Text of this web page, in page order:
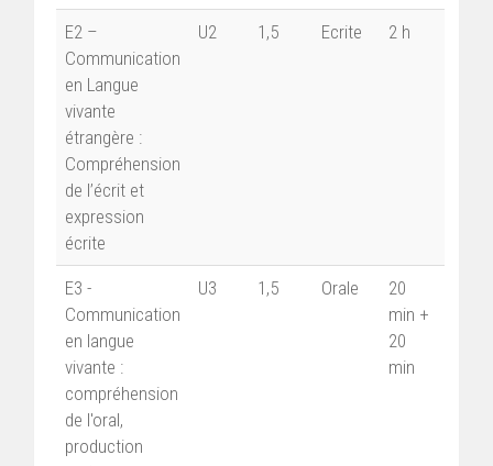
E2 –
Communication
en Langue
vivante
étrangère :
Compréhension
de l’écrit et
expression
écrite
U2 1,5 Ecrite 2 h
E3 -
Communication
en langue
vivante :
compréhension
de l'oral,
production
U3 1,5 Orale
20
min +
20
min